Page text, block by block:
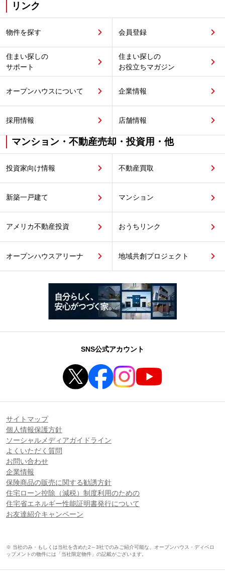
リンク
物件を探す 会員登録
住まい探しの
サポート
住まい探しの
お役立ちマガジン
オープンハウスについて 企業情報
採用情報 店舗情報
マンション・不動産売却・投資用・他
投資家向け情報 不動産買取
新築一戸建て マンション
アメリカ不動産投資 おうちリンク
オープンハウスアリーナ 地域共創プロジェクト
SNS公式アカウント
サイトマップ
個人情報保護方針
ソーシャルメディアガイドライン
よくいただく質問
お問い合わせ
企業情報
保険商品の販売に関する勧誘方針
住宅ローン控除（減税）制度利用のための
住宅省エネルギー性能証明書発行について
お友達紹介キャンペーン
※ 当社のみ・もしくは当社を含めた2～3社でのみご紹介可能な、オープンハウス・ディベロ
ップメントの物件には「当社限定物件」の記載がございます。